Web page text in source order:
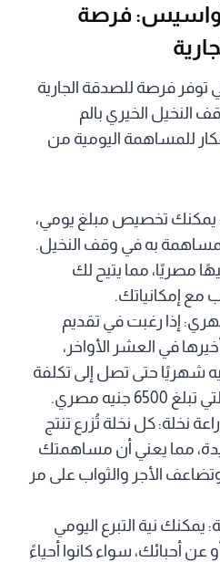
أواسيس: فرصة
توفر فرصة للصدقة الجارية
النخيل الخيري بالم
للمساهمة اليومية من
يمكنك تخصيص مبلغ يومي،
به في وقف النخيل.
التبرع من 50 جنيهًا مصريًا، مما يتيح لك
مع إمكانياتك.
إذا رغبت في تقديم
في العشر الأواخر،
دفع 500 جنيه شهريًا حتى تصل إلى تكلفة
جنيه مصري.
نخلة: كل نخلة تُزرع تنتج
جديدة، مما يعني أن مساهمتك
الأجر والثواب على مر
يمكنك نية التبرع اليومي
أحبائك، سواء كانوا أحياءً